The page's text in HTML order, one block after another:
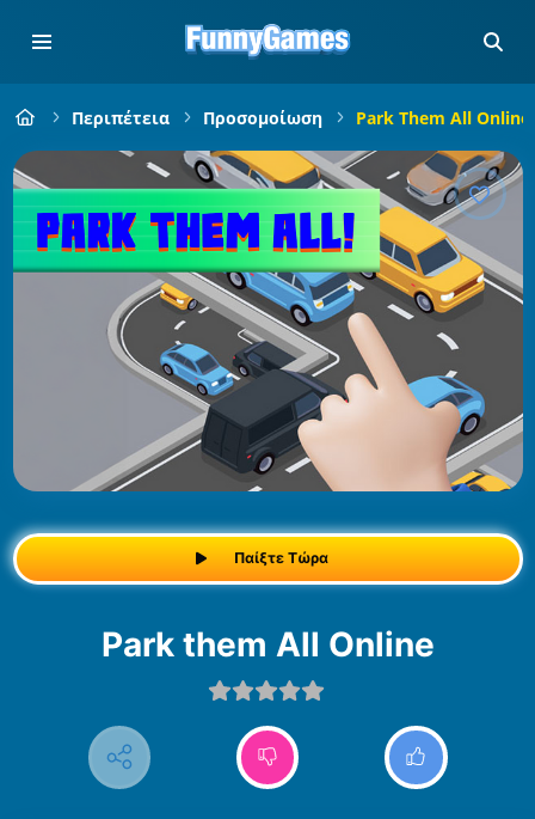
Περιπέτεια Προσομοίωση Park Them All Online
Παίξτε Τώρα
Park them All Online